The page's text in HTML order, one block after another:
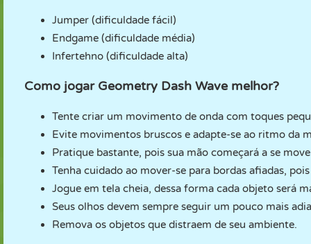
Jumper (dificuldade fácil)
Endgame (dificuldade média)
Infertehno (dificuldade alta)
Como jogar Geometry Dash Wave melhor?
Tente criar um movimento de onda com toques
Evite movimentos bruscos e adapte-se ao ritmo da
Pratique bastante, pois sua mão começará a se
Tenha cuidado ao mover-se para bordas afiadas,
Jogue em tela cheia, dessa forma cada objeto será
Seus olhos devem sempre seguir um pouco mais
Remova os objetos que distraem de seu ambiente.